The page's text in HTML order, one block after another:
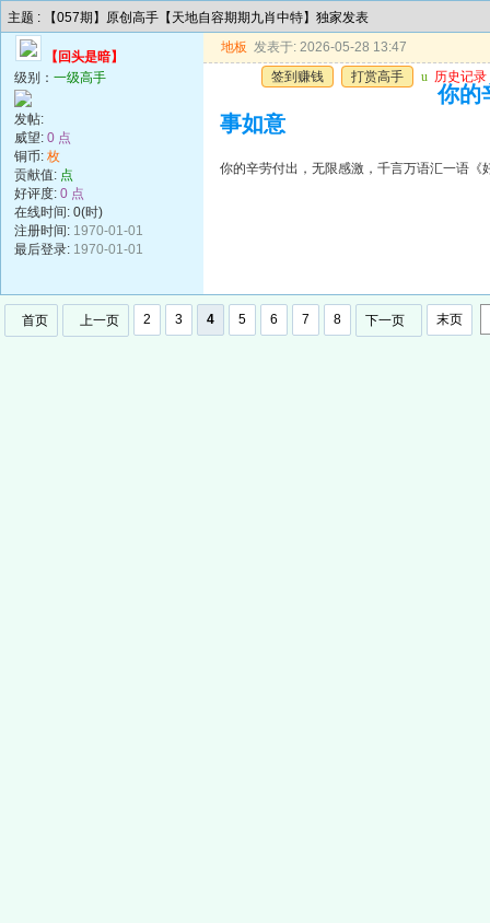
主题 : 【057期】原创高手【天地自容期期九肖中特】独家发表
【回头是暗】
级别： 一级高手
发帖:
威望: 0 点
铜币: 枚
贡献值: 点
好评度: 0 点
在线时间: 0(时)
注册时间: 1970-01-01
最后登录: 1970-01-01
地板 发表于: 2026-05-28 13:47
签到赚钱
打赏高手 u 历史记录
你的
事如意
你的辛劳付出，无限感激，千言万语汇一语《
首页 上一页 2 3 4 5 6 7 8 下一页 末页